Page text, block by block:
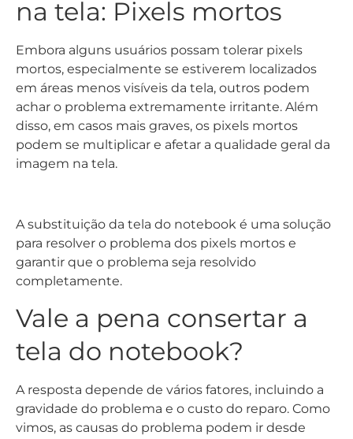
podem se multiplicar e afetar a qualidade geral da
A substituição da tela do notebook é uma solução
para resolver o problema dos pixels mortos e
garantir que o problema seja resolvido
completamente.
tela do notebook?
A resposta depende de vários fatores, incluindo a
gravidade do problema e o custo do reparo. Como
soluções simples até reparos mais caros.
pena investir no reparo, é importante considerar o
valor do seu notebook e levá-lo para uma
assistência técnica para passar por uma avaliação